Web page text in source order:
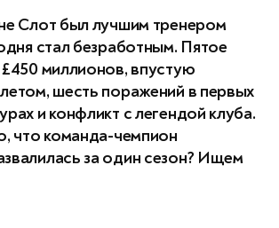
Слот был лучшим тренером
стал безработным. Пятое
миллионов, впустую
шесть поражений в первых
и конфликт с легендой клуба.
что команда-чемпион
за один сезон? Ищем